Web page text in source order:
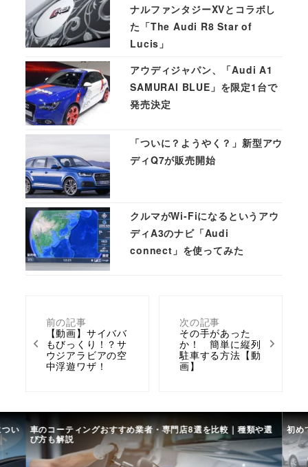
前の記事
【動画】サイババ
もびっくり！？サ
ウジアラビアの空
中浮遊ワザ！
次の記事
その手があった
か！ 簡単に縦列
駐車する方法【動
画】
ナルファンタジーXVとコラボし
た「The Audi R8 Star of
Lucis」
アウディジャパン、「Audi A1
SAMURAI BLUE」を限定1台で
発売決定
「ついに？ようやく？」新型アウ
ディQ7が販売開始
クルマがWi-Fiになるというアウ
ディA3のナビ「Audi
connect」を使ってみた
い 車のコーティングおすすめ業者・専門店8選を比較｜種類や選
び方も解説
初め